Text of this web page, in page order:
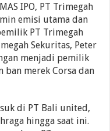
IPO, PT Trimegah
emisi utama dan
PT Trimegah
Sekuritas, Peter
menjadi pemilik
ban merek Corsa dan
di PT Bali united,
hingga saat ini.